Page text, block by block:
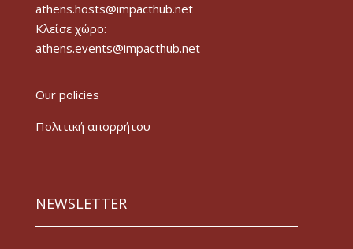
athens.hosts@impacthub.net
Κλείσε χώρο:
athens.events@impacthub.net
Our policies
Πολιτική απορρήτου
NEWSLETTER